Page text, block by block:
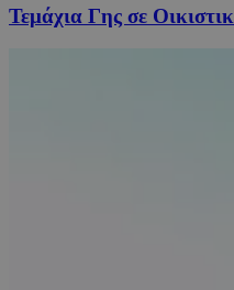
Τεμάχια Γης σε